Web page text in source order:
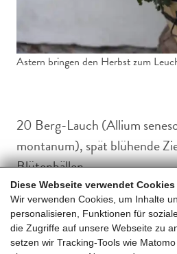
Diese Webseite verwendet Cookies
Wir verwenden Cookies, um Inhalte
personalisieren, Funktionen für
die Zugriffe auf unsere Webseite zu
setzen wir Tracking-Tools wie
Astern bringen den Herbst zum
20 Berg-Lauch (Allium
montanum), spät blühende
Blütenbällen.
1 Rote Karthäuser-Nelke
carthusianorum)